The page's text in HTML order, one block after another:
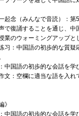
起念（みんなで音読）：第
で復誦することを通じ、中
業のウォーミングアップと
习：中国語の初歩的な質疑
中国語の初歩的な会話を学
文：空欄に適当な語を入れ
》
中国語の初歩的な会話を学